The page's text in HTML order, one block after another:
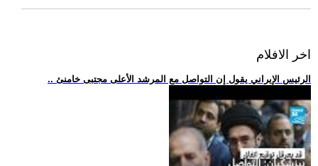
اخر الافلام
.. الرئيس الإيراني يقول إن التواصل مع المرشد الأعلى مجتبى خامنئ